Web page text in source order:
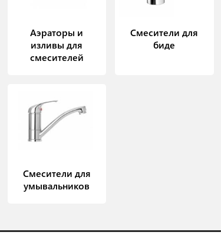
Аэраторы и
изливы для
смесителей
Смесители для
биде
Смесители для
умывальников